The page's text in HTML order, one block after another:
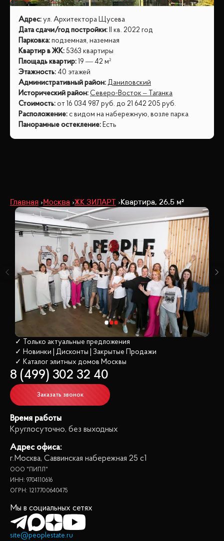
Адрес: ул. Архитектора Щусева
Дата сдачи/год постройки: II кв. 2022 год
Парковка: подземная, наземная
Квартир в ЖК: 5363 квартиры
Площадь квартир: 19 — 42 м²
Этажность: 40 этажей
Административный район: Даниловский
Исторический район: Северо-Восток – Таганка
Стоимость: от 16 034 987 руб. до 21 642 205 руб.
Расположение: с видом на набережную, возле парка
Панорамные остекление: Есть
Главная Москва ЖК ЗИЛАРТ Квартира, 26.5 м²
✓ Только актуальные предложения
✓ Новинки | Дисконты | Закрытые Продажи
✓ Каталог элитных домов Москвы
8 (499) 302 32 40
Заказать звонок
Время работы
Круглосуточно, без выходных
Адрес офиса:
г.Москва, Саввинская набережная 25 с1
ООО "ПИПЛ"
ИНН: 9704110616
ОГРН: 1217700640475
Мы в социальных сетях
site@peoplestate.ru